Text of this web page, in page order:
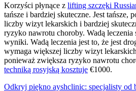
Korzyści płynące z lifting szczęki
tańsze i bardziej skuteczne. Jest tańsze,
liczby wizyt lekarskich i bardziej
ryzyko nawrotu choroby. Wadą leczenia
wyniki. Wadą leczenia jest to, że jest
wymaga większej liczby wizyt
ponieważ zwiększa ryzyko nawrotu
techniką rosyjską kosztuje €1000.
Nawigacja
Odkryj piękno ayshclinic: specjalisty od